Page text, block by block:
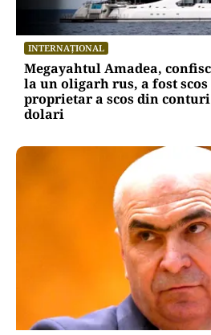
INTERNAȚIONAL
Megayahtul Amadea,
la un oligarh rus, a fost
proprietar a scos din
dolari